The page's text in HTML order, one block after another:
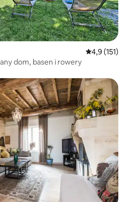
Średnia
4,9 (151)
dom, basen i rowery